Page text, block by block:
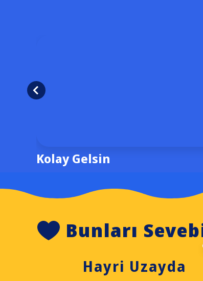
Kolay Gelsin
Bunları
Hayri Uzayda